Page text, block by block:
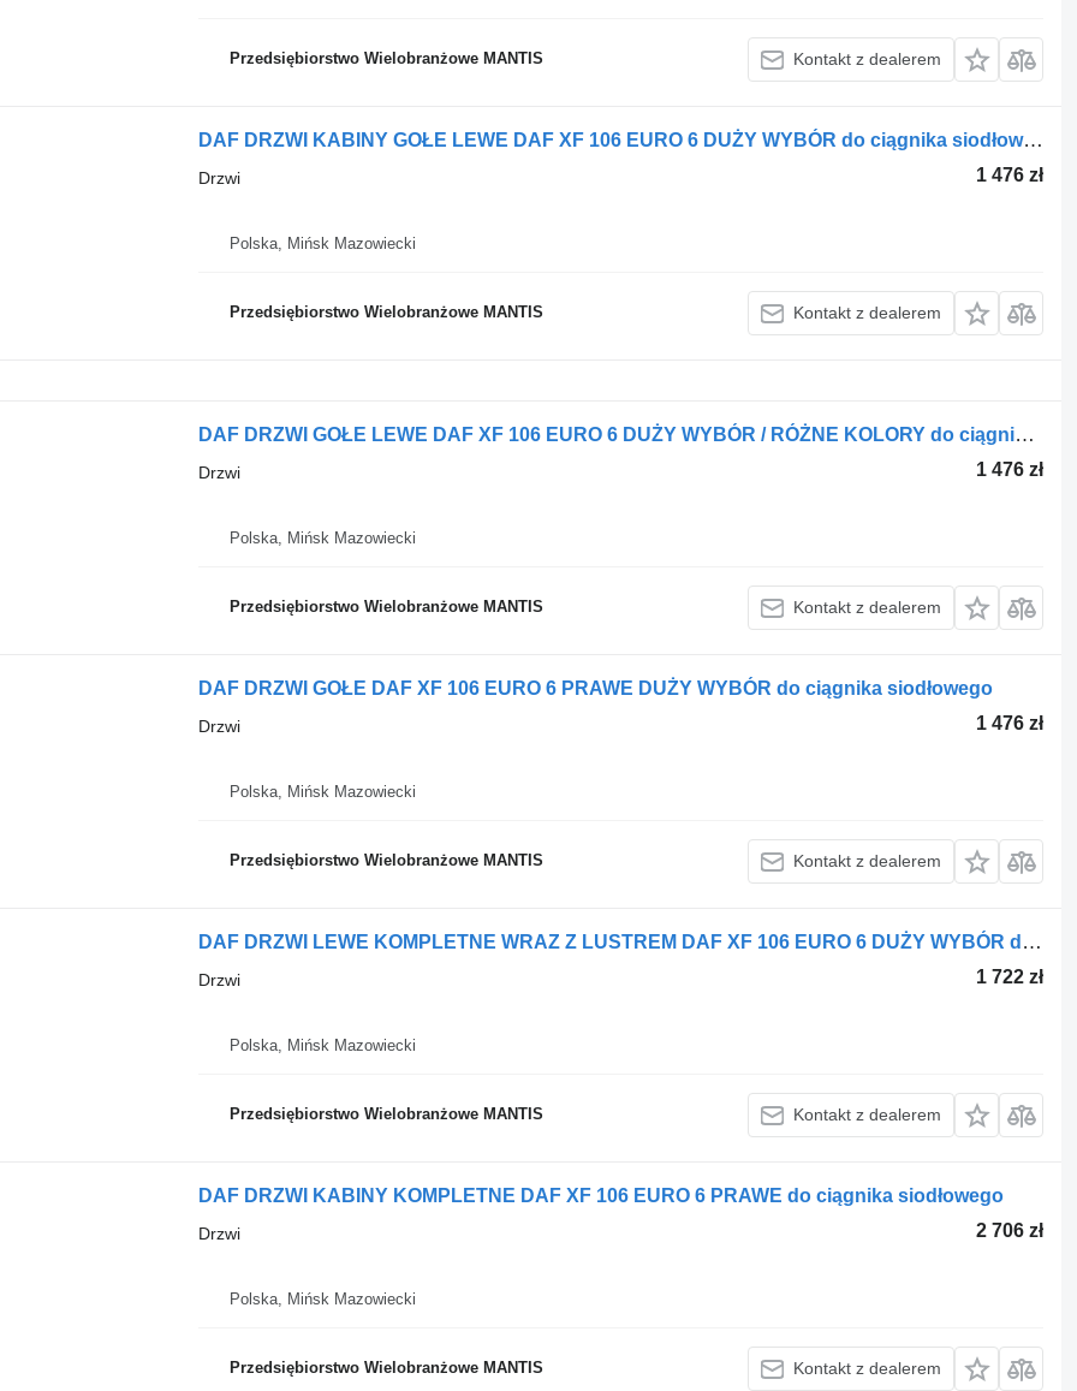
Przedsiębiorstwo Wielobranżowe MANTIS Kontakt z dealerem
DAF DRZWI KABINY GOŁE LEWE DAF XF 106 EURO 6 DUŻY WYBÓR do ciągnika siodłowego
1 476 zł
Drzwi
Polska, Mińsk Mazowiecki
Przedsiębiorstwo Wielobranżowe MANTIS Kontakt z dealerem
DAF DRZWI GOŁE LEWE DAF XF 106 EURO 6 DUŻY WYBÓR / RÓŻNE KOLORY do ciągnika siodłowego
1 476 zł
Drzwi
Polska, Mińsk Mazowiecki
Przedsiębiorstwo Wielobranżowe MANTIS Kontakt z dealerem
DAF DRZWI GOŁE DAF XF 106 EURO 6 PRAWE DUŻY WYBÓR do ciągnika siodłowego
1 476 zł
Drzwi
Polska, Mińsk Mazowiecki
Przedsiębiorstwo Wielobranżowe MANTIS Kontakt z dealerem
DAF DRZWI LEWE KOMPLETNE WRAZ Z LUSTREM DAF XF 106 EURO 6 DUŻY WYBÓR do ciągnika siodłowego
1 722 zł
Drzwi
Polska, Mińsk Mazowiecki
Przedsiębiorstwo Wielobranżowe MANTIS Kontakt z dealerem
DAF DRZWI KABINY KOMPLETNE DAF XF 106 EURO 6 PRAWE do ciągnika siodłowego
2 706 zł
Drzwi
Polska, Mińsk Mazowiecki
Przedsiębiorstwo Wielobranżowe MANTIS Kontakt z dealerem